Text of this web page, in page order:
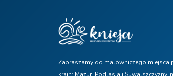
Zapraszamy do malowniczego miejsca
krain: Mazur, Podlasia i Suwalszczyzny,